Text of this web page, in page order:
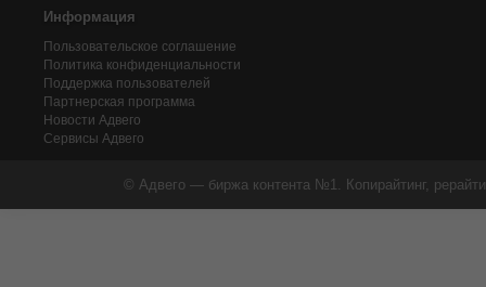
Информация
Пользовательское соглашение
Политика конфиденциальности
Поддержка пользователей
Партнерская программа
Новости Адвего
Сервисы Адвего
© Адвего — биржа контента №1. Копирайтинг,